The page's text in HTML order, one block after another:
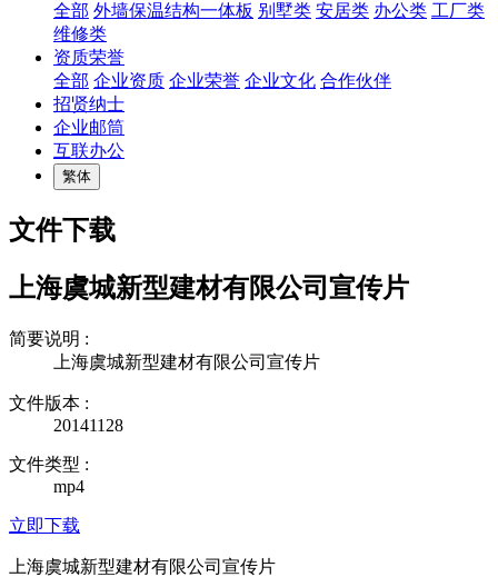
全部 外墙保温结构一体板 别墅类 安居类 办公类 工厂类
维修类
资质荣誉
全部 企业资质 企业荣誉 企业文化 合作伙伴
招贤纳士
企业邮筒
互联办公
繁体
文件下载
上海虞城新型建材有限公司宣传片
简要说明 :
上海虞城新型建材有限公司宣传片
文件版本 :
20141128
文件类型 :
mp4
立即下载
上海虞城新型建材有限公司宣传片